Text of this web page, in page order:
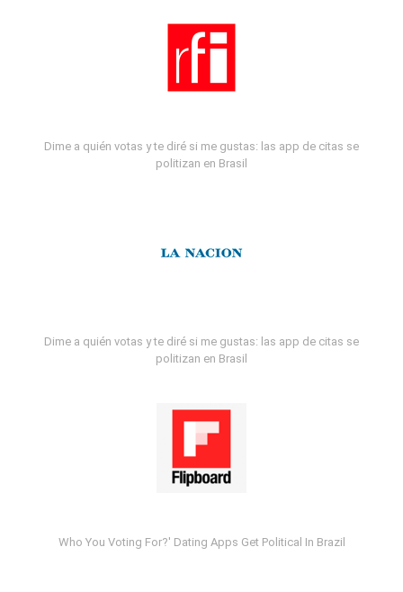
Dime a quién votas y te diré si me gustas: las app de citas se
politizan en Brasil
Dime a quién votas y te diré si me gustas: las app de citas se
politizan en Brasil
Who You Voting For?' Dating Apps Get Political In Brazil